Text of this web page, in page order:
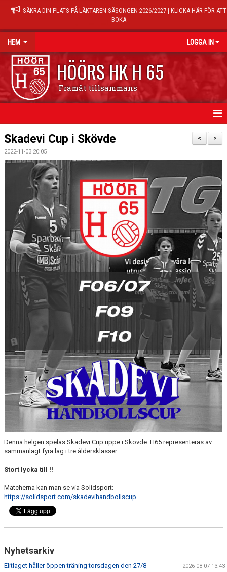
SÄKRA DIN PLATS PÅ LÄKTAREN SÄSONGEN 2026/2027 | KLICKA HÄR FÖR ATT
BOKA
HEM LOGGA IN
HÖÖRS HK H 65
Framåt tillsammans
HEM
NYHETER
KALENDER
MATCHER
TRÄNINGSTIDER
MEDLEMSAVGIFTER 2026/2027
USM
HANDBOLLSAKADEMIN
JL FYSIOCENTER
>
<
Skadevi Cup i Skövde
2022-11-03 20:05
Denna helgen spelas Skadevi Cup uppe i Skövde. H65 representeras av
sammanlagt fyra lag i tre åldersklasser.
Stort lycka till !!
Matcherna kan man se via Solidsport:
https://solidsport.com/skadevihandbollscup
Nyhetsarkiv
Elitlaget håller öppen träning torsdagen den 27/8 2026-08-07 13:43